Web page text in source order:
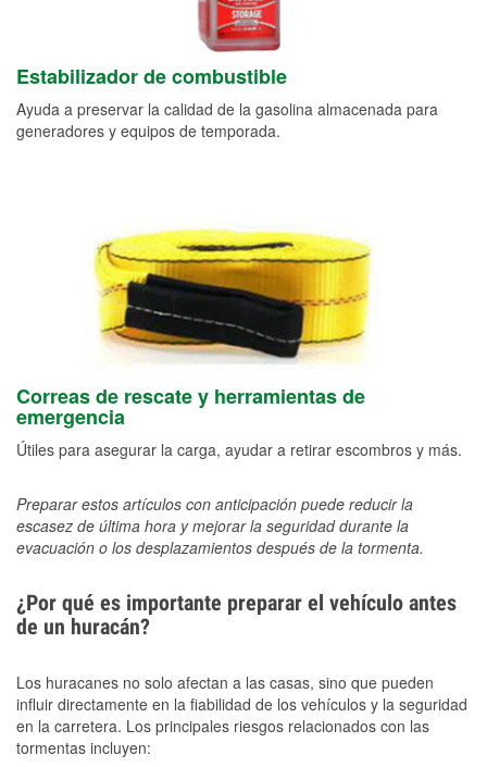
Estabilizador de combustible
Ayuda a preservar la calidad de la gasolina almacenada para
generadores y equipos de temporada.
Correas de rescate y herramientas de
emergencia
Útiles para asegurar la carga, ayudar a retirar escombros y más.
Preparar estos artículos con anticipación puede reducir la
escasez de última hora y mejorar la seguridad durante la
evacuación o los desplazamientos después de la tormenta.
¿Por qué es importante preparar el vehículo antes
de un huracán?
Los huracanes no solo afectan a las casas, sino que pueden
influir directamente en la fiabilidad de los vehículos y la seguridad
en la carretera. Los principales riesgos relacionados con las
tormentas incluyen: